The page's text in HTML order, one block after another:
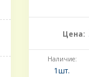
Цена:
Наличие:
1шт.